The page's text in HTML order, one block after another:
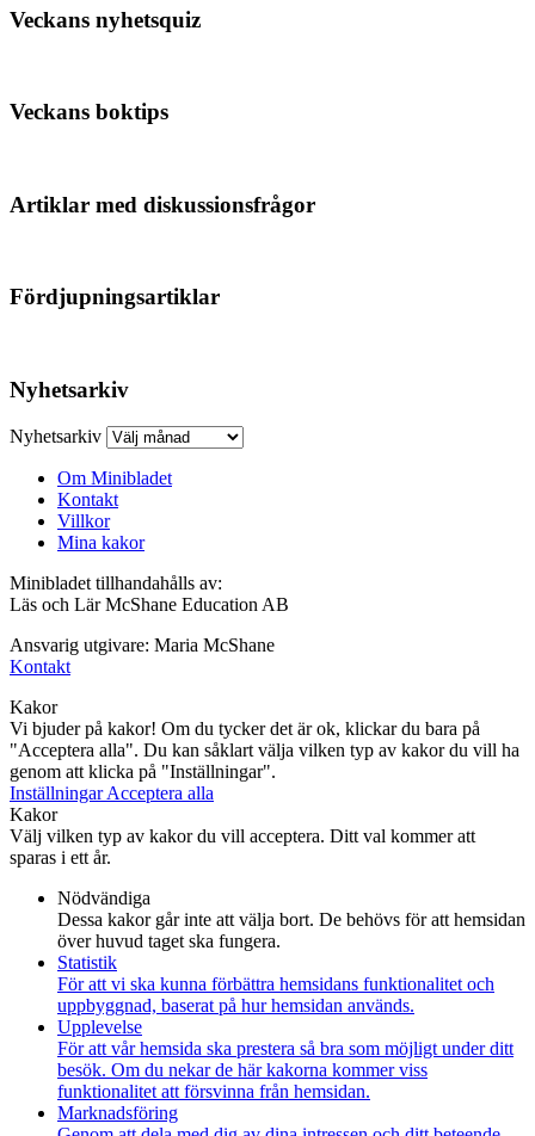
Veckans nyhetsquiz
Veckans boktips
Artiklar med diskussionsfrågor
Fördjupningsartiklar
Nyhetsarkiv
Nyhetsarkiv
Om Minibladet
Kontakt
Villkor
Mina kakor
Minibladet tillhandahålls av:
Läs och Lär McShane Education AB
Ansvarig utgivare: Maria McShane
Kontakt
Kakor
Vi bjuder på kakor! Om du tycker det är ok, klickar du bara på
"Acceptera alla". Du kan såklart välja vilken typ av kakor du vill ha
genom att klicka på "Inställningar".
InställningarAcceptera alla
Kakor
Välj vilken typ av kakor du vill acceptera. Ditt val kommer att
sparas i ett år.
Nödvändiga
Dessa kakor går inte att välja bort. De behövs för att hemsidan
över huvud taget ska fungera.
Statistik
För att vi ska kunna förbättra hemsidans funktionalitet och
uppbyggnad, baserat på hur hemsidan används.
Upplevelse
För att vår hemsida ska prestera så bra som möjligt under ditt
besök. Om du nekar de här kakorna kommer viss
funktionalitet att försvinna från hemsidan.
Marknadsföring